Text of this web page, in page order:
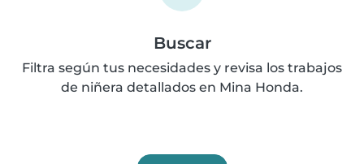
Buscar
Filtra según tus necesidades y revisa los trabajos
de niñera detallados en Mina Honda.